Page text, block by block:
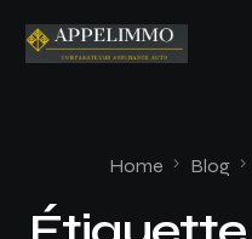
Home Blog